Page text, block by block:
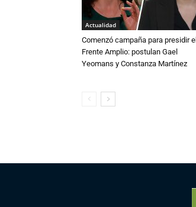
Actualidad
Comenzó campaña para presidir el
Frente Amplio: postulan Gael
Yeomans y Constanza Martínez